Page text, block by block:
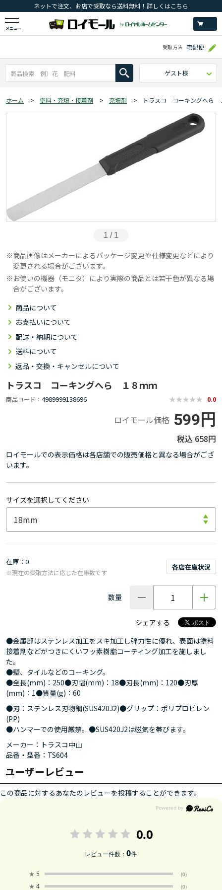
ネットで注文、お店で受取なら送料無料！詳しくはこちら
メニュー
受取方法 宅配便
ゲスト様
ホーム > 塗料・充填・接着剤 > 充填剤 > トラスコ コーキングへら
1 / 1
商品画像はメーカーによるパッケージ変更や仕様変更などにより
変更される場合がございます。
お使いの機器（モニタ）により実際の商品とは若干色が異なる場
合がございます。
商品について
お支払いについて
配送・納期について
送料について
返品・交換・キャンセルについて
トラスコ コーキングへら １８ｍｍ
商品コード 4989999138696 0.0
ロイモール価格 599円
658円
ロイモールでの表示価格は各店舗での販売価格と異なる場合がござ
います。
サイズを選択してください
在庫 0
各店在庫状況
※現在の受取方法に応じた在庫数です
数量
シェアする
●金属部はステンレス加工をスキ加工し弾力性に優れ、表面は塗料
接着剤などがつきにくいフッ素樹脂コーティング加工を施しまし
た。
●壁、タイルなどのコーキング。
●全長(mm)：250●刃幅(mm)：18●刃長(mm)：120●刃厚
(mm)：1●質量(g)：60
●刃：ステンレス刃物鋼(SUS420J2)●グリップ：ポリプロピレン
(PP)
●ハンマーでの使用厳禁。●SUS420J2は磁気を帯びます。
メーカー：トラスコ中山
品番・型番：TS604
ユーザーレビュー
この商品に対するあなたのレビューを投稿することができます。
0.0
レビュー件数：0件
★ 5 (0)
★ 4 (0)